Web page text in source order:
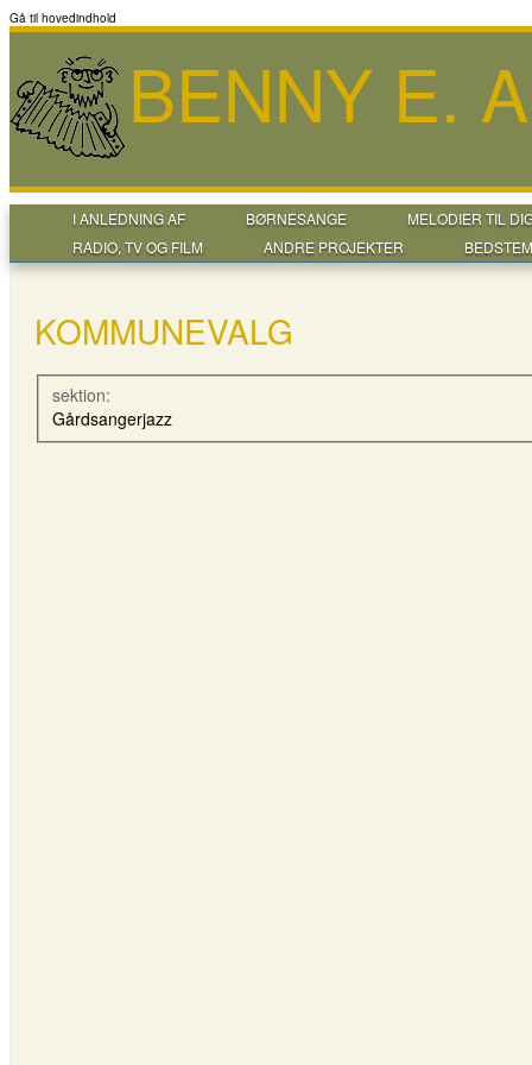
Gå til hovedindhold
BENNY E.
I ANLEDNING AF BØRNESANGE
MELODIER TIL
RADIO, TV OG FILM
ANDRE PROJEKTER
KOMMUNEVALG
sektion:
Gårdsangerjazz